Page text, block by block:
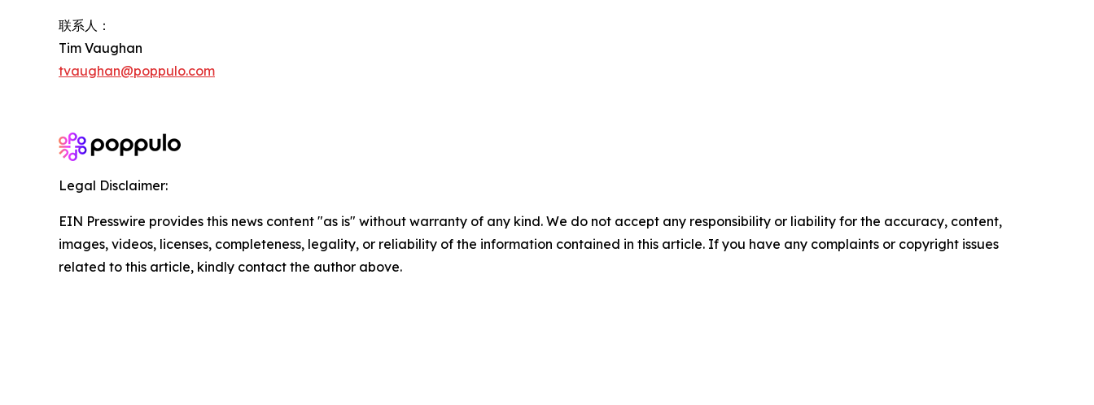
联系人：
Tim Vaughan
tvaughan@poppulo.com
Legal Disclaimer:
EIN Presswire provides this news content "as is" without warranty of any kind. We do not accept any responsibility or liability for the accuracy, content,
images, videos, licenses, completeness, legality, or reliability of the information contained in this article. If you have any complaints or copyright issues
related to this article, kindly contact the author above.